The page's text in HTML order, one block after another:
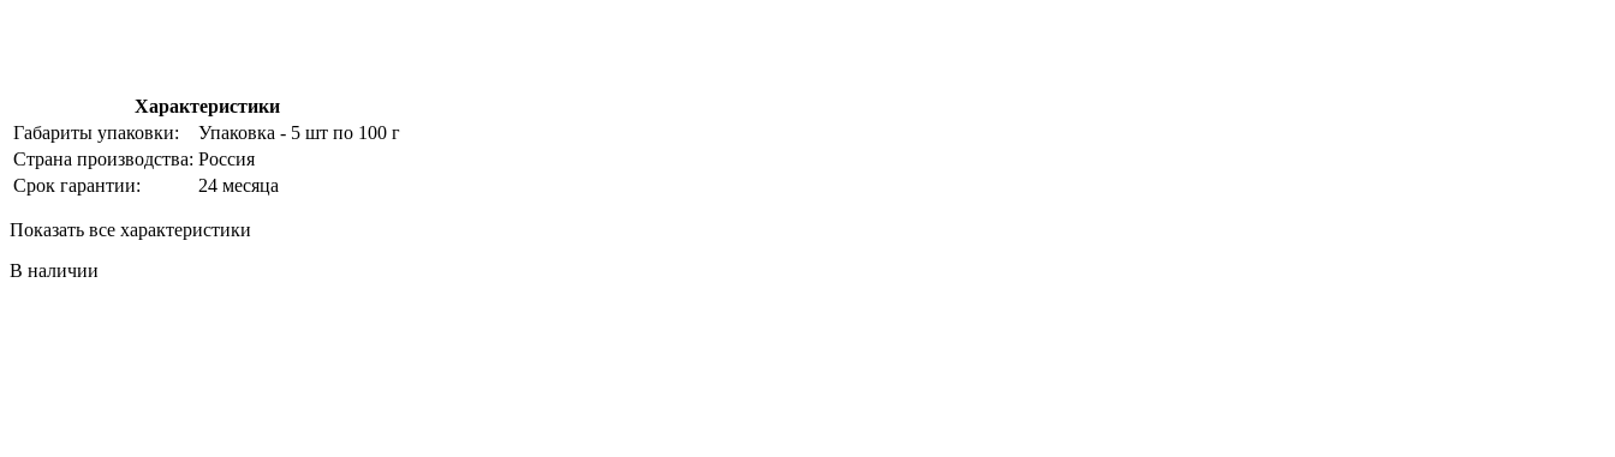
Характеристики
Габариты упаковки:
Упаковка - 5 шт по 100 г
Страна производства: Россия
Срок гарантии:
24 месяца
Показать все характеристики
В наличии